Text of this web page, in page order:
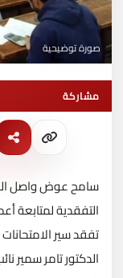
صورة توضيحية
مشاركة
سامح عوض واصل
التفقدية لمتابعة
تفقد سير
الدكتور تامر سمير